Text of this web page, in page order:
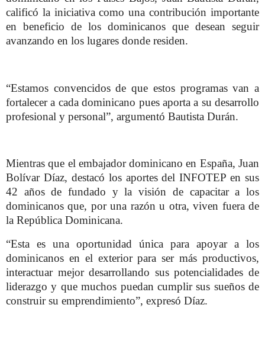
calificó la iniciativa como una contribución importante
en beneficio de los dominicanos que desean seguir
avanzando en los lugares donde residen.
“Estamos convencidos de que estos programas van a
fortalecer a cada dominicano pues aporta a su desarrollo
profesional y personal”, argumentó Bautista Durán.
Mientras que el embajador dominicano en España, Juan
Bolívar Díaz, destacó los aportes del INFOTEP en sus
42 años de fundado y la visión de capacitar a los
dominicanos que, por una razón u otra, viven fuera de
la República Dominicana.
“Esta es una oportunidad única para apoyar a los
dominicanos en el exterior para ser más productivos,
interactuar mejor desarrollando sus potencialidades de
liderazgo y que muchos puedan cumplir sus sueños de
construir su emprendimiento”, expresó Díaz.